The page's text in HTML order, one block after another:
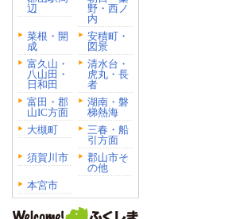
辺
野・西ノ
内
菜根・開
成
安積町・
図景
富久山・
八山田・
日和田
清水台・
虎丸・長
者
富田・郡
山IC方面
湖南・磐
梯熱海
大槻町
三春・船
引方面
須賀川市
郡山市そ
の他
本宮市